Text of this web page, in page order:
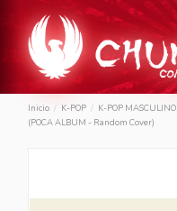
Inicio K-POP K-POP MASCULINO
(POCA ALBUM - Random Cover)